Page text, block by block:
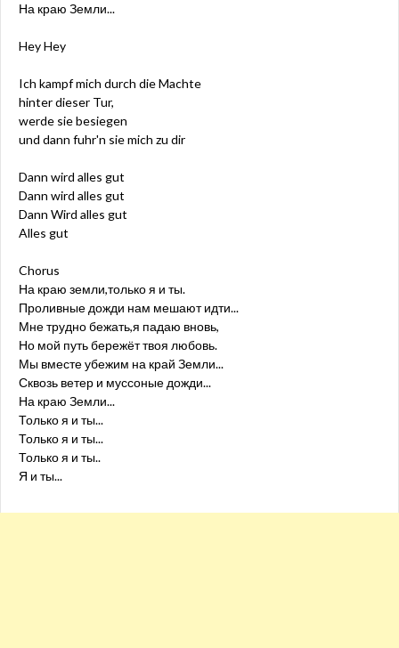
На краю Земли...
Hey Hey
Ich kampf mich durch die Machte
hinter dieser Tur,
werde sie besiegen
und dann fuhr'n sie mich zu dir
Dann wird alles gut
Dann wird alles gut
Dann Wird alles gut
Alles gut
Chorus
На краю земли,только я и ты.
Проливные дожди нам мешают идти...
Мне трудно бежать,я падаю вновь,
Но мой путь бережёт твоя любовь.
Мы вместе убежим на край Земли...
Сквозь ветер и муссоные дожди...
На краю Земли...
Только я и ты...
Только я и ты...
Только я и ты..
Я и ты...